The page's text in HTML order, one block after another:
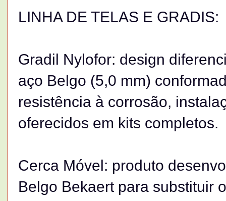
LINHA DE TELAS E GRADIS:
Gradil Nylofor: design
aço Belgo (5,0 mm)
resistência à corrosão,
oferecidos em kits completos.
Cerca Móvel: produto
Belgo Bekaert para substituir